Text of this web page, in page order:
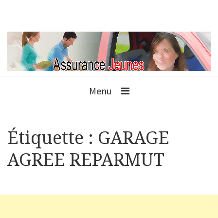
Menu
Étiquette : GARAGE
AGREE REPARMUT